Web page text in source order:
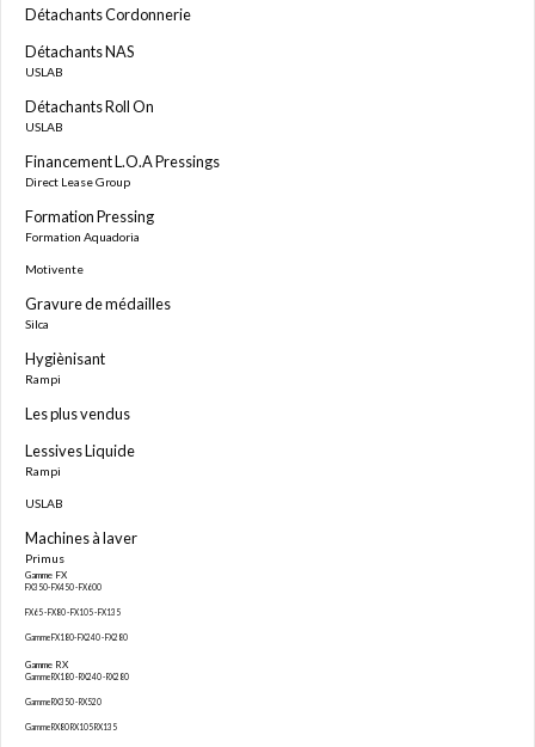
Détachants Cordonnerie
Détachants NAS
USLAB
Détachants Roll On
USLAB
Financement L.O.A Pressings
Direct Lease Group
Formation Pressing
Formation Aquadoria
Motivente
Gravure de médailles
Silca
Hygiènisant
Rampi
Les plus vendus
Lessives Liquide
Rampi
USLAB
Machines à laver
Primus
Gamme FX
FX350- FX450 - FX600
FX65 - FX80 - FX105 - FX135
Gamme FX180- FX240 - FX280
Gamme RX
Gamme RX180 - RX240 - RX280
Gamme RX350 - RX520
Gamme RX80 RX105 RX135